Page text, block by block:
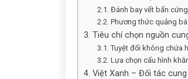
2.1. Đánh bay vết bẩn
2.2. Phương thức quảng
3. Tiêu chí chọn nguồn
3.1. Tuyệt đối không chứa
3.2. Lựa chọn cấu hình
4. Việt Xanh – Đối tác